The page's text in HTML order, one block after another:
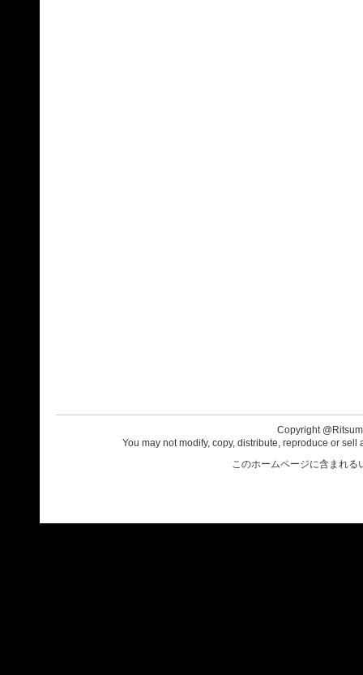
Copyright
You may not modify, copy, distribute, reproduce or
このホームページに含まれ